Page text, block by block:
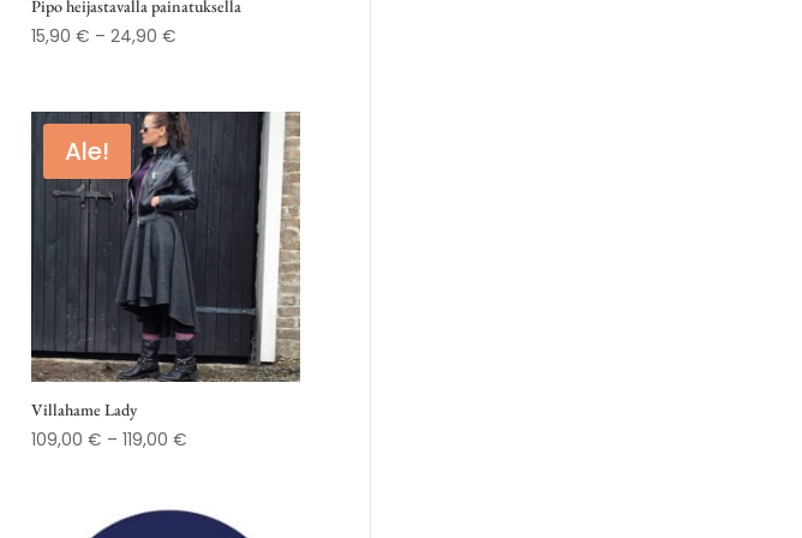
Pipo heijastavalla painatuksella
15,90 € – 24,90 €Hintaluokka:
24,90 €
Ale!
Villahame Lady
109,00 € – 119,00 €Hintaluokka:
119,00 €